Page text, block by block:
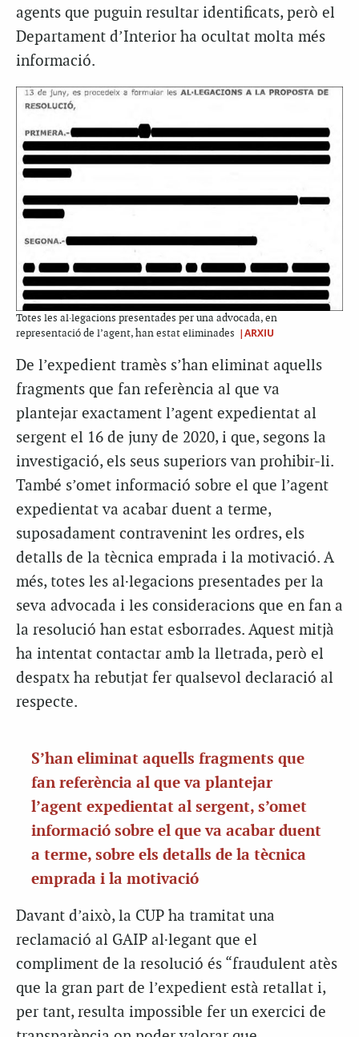
agents que puguin resultar identificats, però el
Departament d’Interior ha ocultat molta més
informació.
Totes les al·legacions presentades per una advocada, en
representació de l’agent, han estat eliminades |ARXIU
De l’expedient tramès s’han eliminat aquells
fragments que fan referència al que va
plantejar exactament l’agent expedientat al
sergent el 16 de juny de 2020, i que, segons la
investigació, els seus superiors van prohibir-li.
També s’omet informació sobre el que l’agent
expedientat va acabar duent a terme,
suposadament contravenint les ordres, els
detalls de la tècnica emprada i la motivació. A
més, totes les al·legacions presentades per la
seva advocada i les consideracions que en fan a
la resolució han estat esborrades. Aquest mitjà
ha intentat contactar amb la lletrada, però el
despatx ha rebutjat fer qualsevol declaració al
respecte.
S’han eliminat aquells fragments que
fan referència al que va plantejar
l’agent expedientat al sergent, s’omet
informació sobre el que va acabar duent
a terme, sobre els detalls de la tècnica
emprada i la motivació
Davant d’això, la CUP ha tramitat una
reclamació al GAIP al·legant que el
compliment de la resolució és “fraudulent atès
que la gran part de l’expedient està retallat i,
per tant, resulta impossible fer un exercici de